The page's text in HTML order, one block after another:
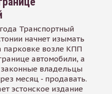
Транспортный
начнет изымать
парковке возле КПП
автомобили, а
законные владельцы
месяц - продавать.
эстонское издание